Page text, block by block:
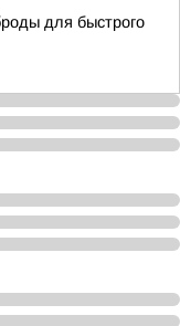
для быстрого